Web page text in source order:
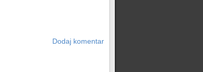
Dodaj komentar